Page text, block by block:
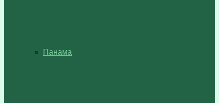
Панама